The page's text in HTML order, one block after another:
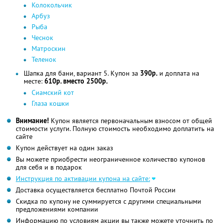
Колокольчик
Арбуз
Рыба
Чеснок
Матроскин
Теленок
Шапка для бани, вариант 5. Купон за 390р. и доплата на
месте: 610р. вместо 2500р.
Сиамский кот
Глаза кошки
Внимание! Купон является первоначальным взносом от общей
стоимости услуги. Полную стоимость необходимо доплатить на
сайте
Купон действует на один заказ
Вы можете приобрести неограниченное количество купонов
для себя и в подарок
Инструкция по активации купона на сайте:
Доставка осуществляется бесплатно Почтой России
Скидка по купону не суммируется с другими специальными
предложениями компании
Информацию по условиям акции вы также можете уточнить по